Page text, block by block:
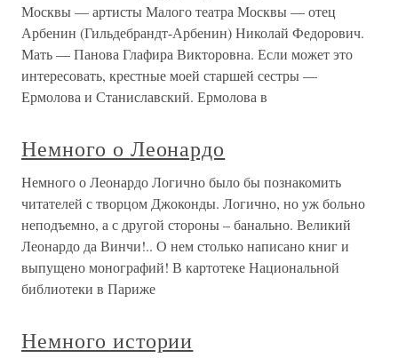
Москвы — артисты Малого театра Москвы — отец
Арбенин (Гильдебрандт-Арбенин) Николай Федорович.
Мать — Панова Глафира Викторовна. Если может это
интересовать, крестные моей старшей сестры —
Ермолова и Станиславский. Ермолова в
Немного о Леонардо
Немного о Леонардо Логично было бы познакомить
читателей с творцом Джоконды. Логично, но уж больно
неподъемно, а с другой стороны – банально. Великий
Леонардо да Винчи!.. О нем столько написано книг и
выпущено монографий! В картотеке Национальной
библиотеки в Париже
Немного истории